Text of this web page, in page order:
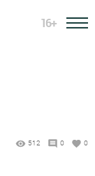
16+
512 0 0